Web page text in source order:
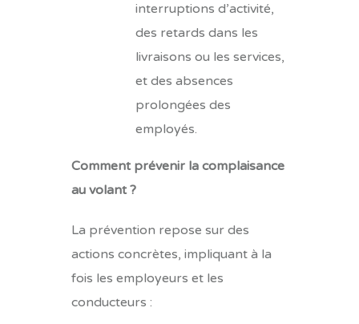
interruptions d’activité,
des retards dans les
livraisons ou les services,
et des absences
prolongées des
employés.
Comment prévenir la complaisance
au volant ?
La prévention repose sur des
actions concrètes, impliquant à la
fois les employeurs et les
conducteurs :